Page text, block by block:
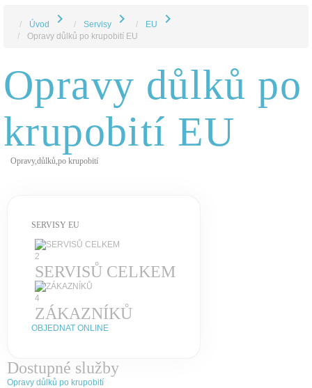
Úvod chevron_right Servisy chevron_right EU chevron_right
Opravy důlků po krupobití EU
Opravy důlků po
krupobití EU
Opravy,důlků,po krupobití
SERVISY EU
2
SERVISŮ CELKEM
4
ZÁKAZNÍKŮ
OBJEDNAT ONLINE
Dostupné služby
Opravy důlků po krupobití